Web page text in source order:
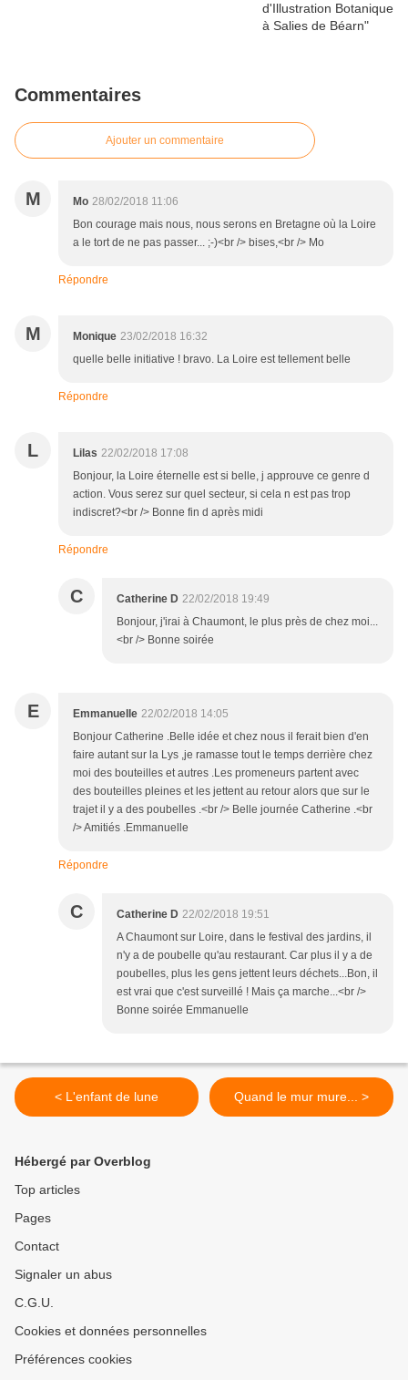
Commentaires
Ajouter un commentaire
M Mo 28/02/2018 11:06
Bon courage mais nous, nous serons en Bretagne où la Loire
a le tort de ne pas passer... ;-)<br /> bises,<br /> Mo
Répondre
M Monique 23/02/2018 16:32
quelle belle initiative ! bravo. La Loire est tellement belle
Répondre
L Lilas 22/02/2018 17:08
Bonjour, la Loire éternelle est si belle, j approuve ce genre d
action. Vous serez sur quel secteur, si cela n est pas trop
indiscret?<br /> Bonne fin d après midi
Répondre
C Catherine D 22/02/2018 19:49
Bonjour, j'irai à Chaumont, le plus près de chez moi...
<br /> Bonne soirée
E Emmanuelle 22/02/2018 14:05
Bonjour Catherine .Belle idée et chez nous il ferait bien d'en
faire autant sur la Lys ,je ramasse tout le temps derrière chez
moi des bouteilles et autres .Les promeneurs partent avec
des bouteilles pleines et les jettent au retour alors que sur le
trajet il y a des poubelles .<br /> Belle journée Catherine .<br
/> Amitiés .Emmanuelle
Répondre
C Catherine D 22/02/2018 19:51
A Chaumont sur Loire, dans le festival des jardins, il
n'y a de poubelle qu'au restaurant. Car plus il y a de
poubelles, plus les gens jettent leurs déchets...Bon, il
est vrai que c'est surveillé ! Mais ça marche...<br />
Bonne soirée Emmanuelle
< L'enfant de lune Quand le mur mure... >
Hébergé par Overblog
Top articles
Pages
Contact
Signaler un abus
C.G.U.
Cookies et données personnelles
Préférences cookies